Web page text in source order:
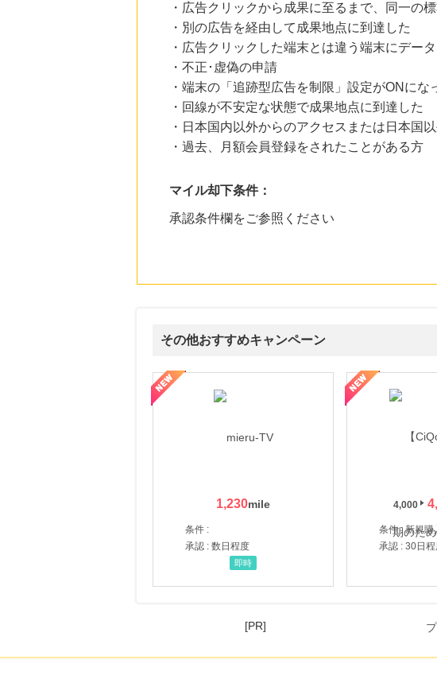
・広告クリックから成果に至るまで、同一の
・別の広告を経由して成果地点に到達した
・広告クリックした端末とは違う端末にデー
・不正･虚偽の申請
・端末の「追跡型広告を制限」設定がONにな
・回線が不安定な状態で成果地点に到達した
・日本国内以外からのアクセスまたは日本国
・過去、月額会員登録をされたことがある方
マイル却下条件：
承認条件欄をご参照ください
その他おすすめキャンペーン
1,230
条件 :
承認 : 数日程度
即時
4,000
条件 : 新規購
承認 : 30日
【LOJEL公式サイト】スーツケース・バッグ
【ロデオドライブ】創業70年の信頼と高価
[PR]